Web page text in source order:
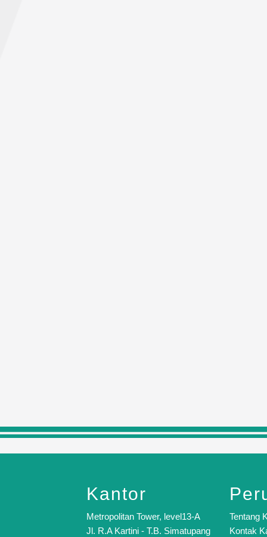
Kantor
Metropolitan Tower, level13-A
Jl. R.A Kartini - T.B. Simatupang
Tentang
Kontak